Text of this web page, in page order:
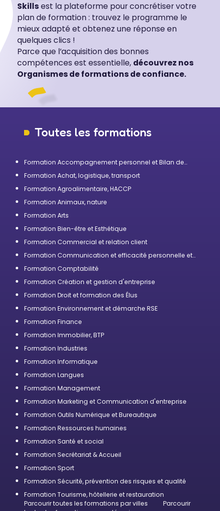
Skillsest la plateforme pour concrétiser votre
plan de formation : trouvez le programme le
mieux adapté et obtenez une réponse en
quelques clics !
Parce que l’acquisition des bonnes
compétences est essentielle, découvrez nos
Organismes de formations de confiance.
Toutes les formations
Formation Accompagnement personnel et Bilan de
Formation Achat, logistique, transport
Formation Agroalimentaire, HACCP
Formation Animaux, nature
Formation Arts
Formation Bien-être et Esthétique
Formation Commercial et relation client
Formation Communication et efficacité personnelle et
Formation Comptabilité
Formation Création et gestion d'entreprise
Formation Droit et formation des Élus
Formation Environnement et démarche RSE
Formation Finance
Formation Immobilier, BTP
Formation Industries
Formation Informatique
Formation Langues
Formation Management
Formation Marketing et Communication d'entreprise
Formation Outils Numérique et Bureautique
Formation Ressources humaines
Formation Santé et social
Formation Secrétariat & Accueil
Formation Sport
Formation Sécurité, prévention des risques et qualité
Formation Tourisme, hôtellerie et restauration
Parcourir toutes les formations par villes
Parcourir